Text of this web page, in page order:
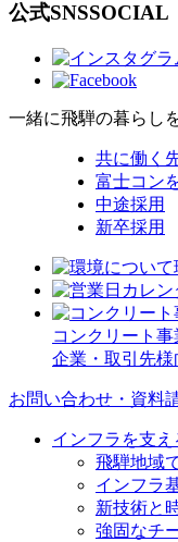
公式SNSSOCIAL
一緒に飛騨の暮らし
共に働く
富士コン
中途採用
新卒採用
コンクリート事
企業・取引先
お問い合わせ・資料
インフラを支
飛騨地域
インフラ
新技術と
強固なチ